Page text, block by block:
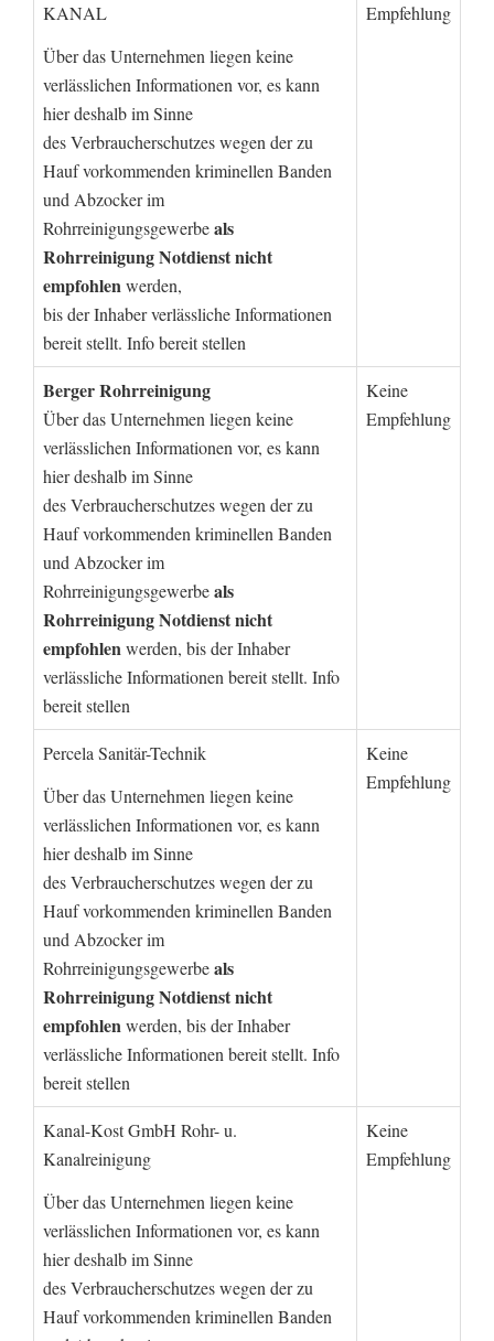
KANAL
Über das Unternehmen liegen keine
verlässlichen Informationen vor, es kann
hier deshalb im Sinne
des Verbraucherschutzes wegen der zu
Hauf vorkommenden kriminellen Banden
und Abzocker im
Rohrreinigungsgewerbeals
Rohrreinigung Notdienst nicht
empfohlenwerden,
bis der Inhaber verlässliche Informationen
bereit stellt. Info bereit stellen
Empfehlung
Berger Rohrreinigung
Über das Unternehmen liegen keine
verlässlichen Informationen vor, es kann
hier deshalb im Sinne
des Verbraucherschutzes wegen der zu
Hauf vorkommenden kriminellen Banden
und Abzocker im
Rohrreinigungsgewerbeals
Rohrreinigung Notdienst nicht
empfohlenwerden, bis der Inhaber
verlässliche Informationen bereit stellt. Info
bereit stellen
Keine
Empfehlung
Percela Sanitär-Technik
Über das Unternehmen liegen keine
verlässlichen Informationen vor, es kann
hier deshalb im Sinne
des Verbraucherschutzes wegen der zu
Hauf vorkommenden kriminellen Banden
und Abzocker im
Rohrreinigungsgewerbeals
Rohrreinigung Notdienst nicht
empfohlenwerden, bis der Inhaber
verlässliche Informationen bereit stellt. Info
bereit stellen
Keine
Empfehlung
Kanal-Kost GmbH Rohr- u.
Kanalreinigung
Über das Unternehmen liegen keine
verlässlichen Informationen vor, es kann
hier deshalb im Sinne
des Verbraucherschutzes wegen der zu
Hauf vorkommenden kriminellen Banden
Keine
Empfehlung